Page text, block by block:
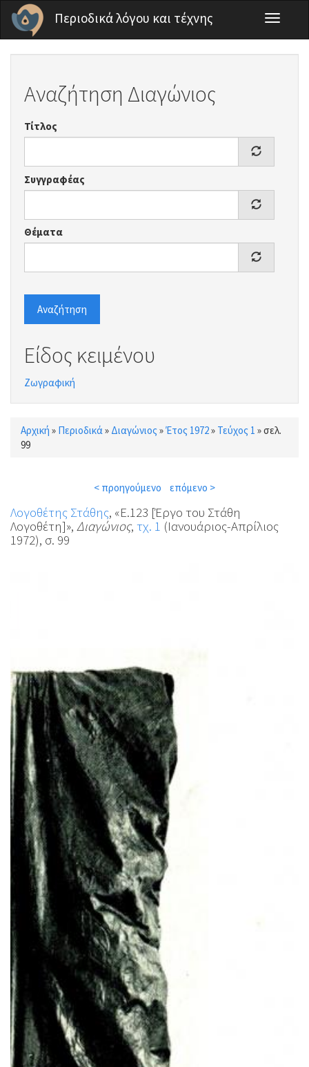
Παράκαμψη προς το κυρίως περιεχόμενο
Περιοδικά λόγου και τέχνης
Toggle
Αναζήτηση Διαγώνιος
Τίτλος
Συγγραφέας
Θέματα
Αναζήτηση
Είδος κειμένου
Ζωγραφική
Είστε εδώ
Αρχική » Περιοδικά » Διαγώνιος »Έτος 1972» Τεύχος 1 »σελ.
99
< προηγούμενο επόμενο >
Λογοθέτης Στάθης, «Ε.123 [Έργο του Στάθη
Λογοθέτη]», Διαγώνιος, τχ. 1 (Ιανουάριος-Απρίλιος
1972), σ. 99